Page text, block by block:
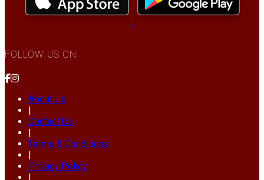
FOLLOW US ON
About Us
|
Contact Us
|
Terms & Conditions
|
Privacy Policy
|